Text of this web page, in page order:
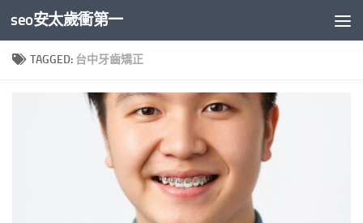
Skip to content
seo安太歲衝第一
TAGGED: 台中牙齒矯正